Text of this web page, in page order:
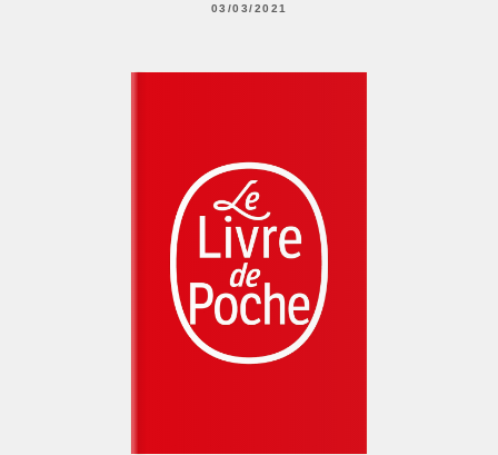
03/03/2021